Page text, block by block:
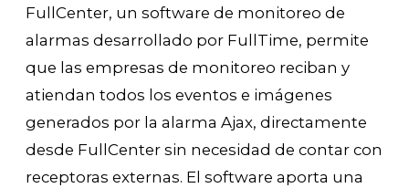
FullCenter, un software de monitoreo de
alarmas desarrollado por FullTime, permite
que las empresas de monitoreo reciban y
atiendan todos los eventos e imágenes
generados por la alarma Ajax, directamente
desde FullCenter sin necesidad de contar con
receptoras externas. El software aporta una